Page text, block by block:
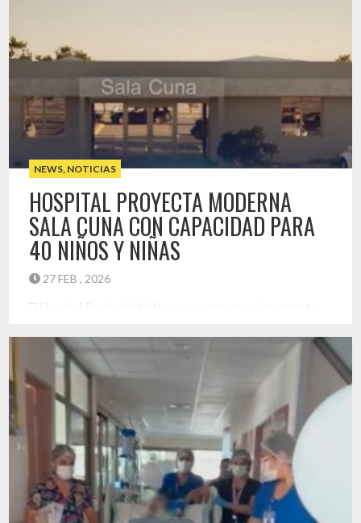
técnica permite identificar […]
Destacado
NEWS NOTICIAS
HOSPITAL PROYECTA MODERNA
SALA CUNA CON CAPACIDAD PARA
40 NIÑOS Y NIÑAS
27 FEB , 2026
El Hospital Provincial del Huasco avanza en un importante
habilitación de una nueva sala cuna al interior del recinto
hospitalario, iniciativa que busca brindar un espacio seguro,
moderno y adecuado para hijos e hijas de funcionarios y
funcionarias. El proyecto, que es una iniciativa anhelada hace
años, […]
Destacado